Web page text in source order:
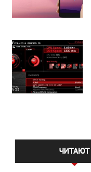
ЧИТАЮТ